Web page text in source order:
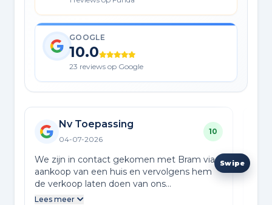
GOOGLE
10.0
23 reviews op Google
Nv Toepassing
04-07-2026
10
We zijn in contact gekomen met Bram via
aankoop van een huis en vervolgens hem
de verkoop laten doen van ons
appartement. Een meer persoonlijke
Lees meer